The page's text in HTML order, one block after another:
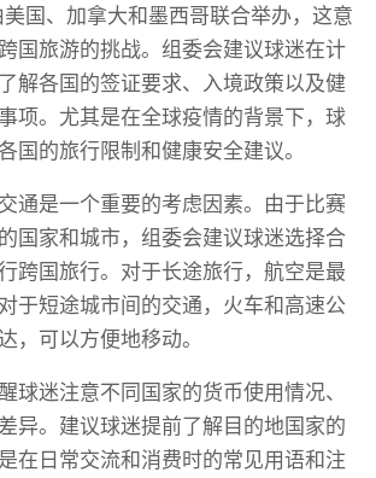
国、加拿大和墨西哥联合举办，这意
国旅游的挑战。组委会建议球迷在计
解各国的签证要求、入境政策以及健
项。尤其是在全球疫情的背景下，球
国的旅行限制和健康安全建议。
通是一个重要的考虑因素。由于比赛
国家和城市，组委会建议球迷选择合
跨国旅行。对于长途旅行，航空是最
于短途城市间的交通，火车和高速公
，可以方便地移动。
球迷注意不同国家的货币使用情况、
异。建议球迷提前了解目的地国家的
在日常交流和消费时的常见用语和注